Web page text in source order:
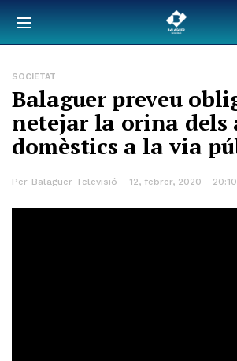
SOCIETAT
Balaguer preveu
netejar la orina dels
domèstics a la via
Per Balaguer Televisió 12, febrer, 2020 - 20:10